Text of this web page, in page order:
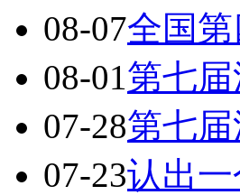
08-07全国
08-01第七
07-28第七
07-23认出